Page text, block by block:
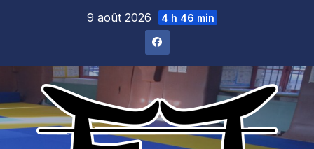
9 août 2026 4 h 46 min